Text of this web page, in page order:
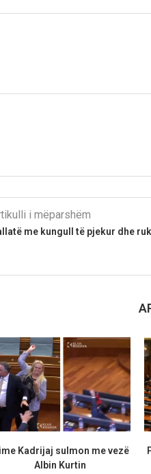
i mëparshëm
me kungull të pjekur dhe
Kadrijaj sulmon me vezë
Albin Kurtin